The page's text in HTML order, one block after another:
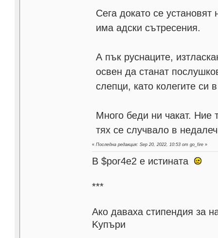
Сега докато се
има адски сътресения.
А пък руснаците,
освен да станат
слепци, като колегите си
Много беди ни чакат. Ние
тях се случвало в
«Последна редакция: Sep 20, 2022, 10:53 от go_fire »
В $por4e2 e истината
***
Aко даваха стипендия за
Kупъри